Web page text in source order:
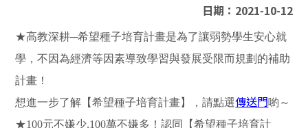
日期：2021-10-12
★高教深耕─希望種子培育計畫是為了讓弱勢學生安心就
學，不因為經濟等因素導致學習與發展受限而規劃的補助
計畫！
想進一步了解【希望種子培育計畫】，請點選傳送門喲～
★100元不嫌少,100萬不嫌多！認同【希望種子培育計